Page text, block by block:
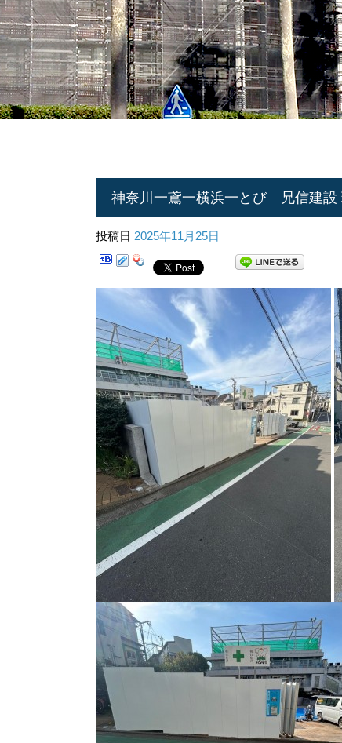
神奈川一鳶一横浜一とび 兄信建設
投稿日 2025年11月25日